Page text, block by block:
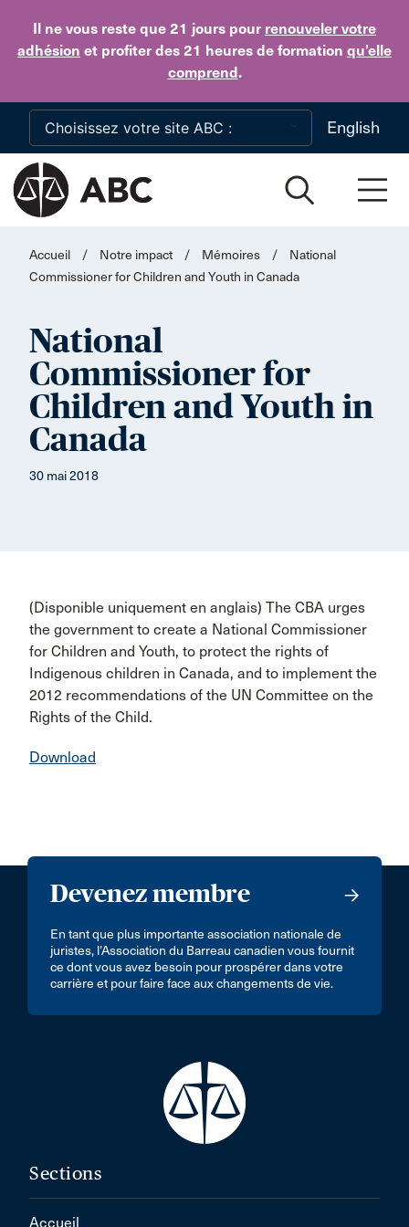
Il ne vous reste que 21 jours pour renouveler votre
adhésion et profiter des 21 heures de formation qu’elle
comprend.
Skip to main content
English
Accueil / Notre impact / Mémoires /
National
Commissioner for Children and Youth in Canada
National
Commissioner for
Children and Youth in
Canada
30 mai 2018
(Disponible uniquement en anglais) The CBA urges
the government to create a National Commissioner
for Children and Youth, to protect the rights of
Indigenous children in Canada, and to implement the
2012 recommendations of the UN Committee on the
Rights of the Child.
Download
Devenez membre
En tant que plus importante association nationale de
juristes, l’Association du Barreau canadien vous fournit
ce dont vous avez besoin pour prospérer dans votre
carrière et pour faire face aux changements de vie.
Sections
Accueil